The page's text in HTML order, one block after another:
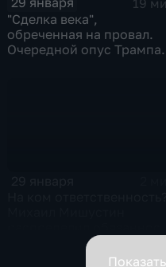
"Сделка века",
обреченная на провал.
Очередной опус Трампа.
вице-премьеров